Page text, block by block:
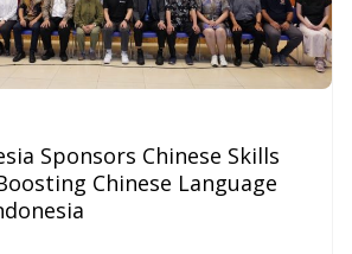
Sponsors Chinese Skills
Chinese Language